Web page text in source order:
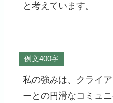
と考えています。
例文400字
私の強みは、クライ
ーとの円滑なコミュ